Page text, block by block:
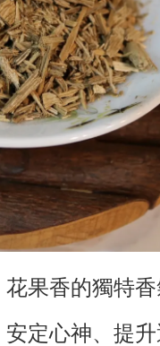
花果香的獨特
定心神、提